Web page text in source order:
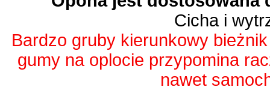
Cicha i
Bardzo gruby kierunkowy
gumy na oplocie przypomina
nawet